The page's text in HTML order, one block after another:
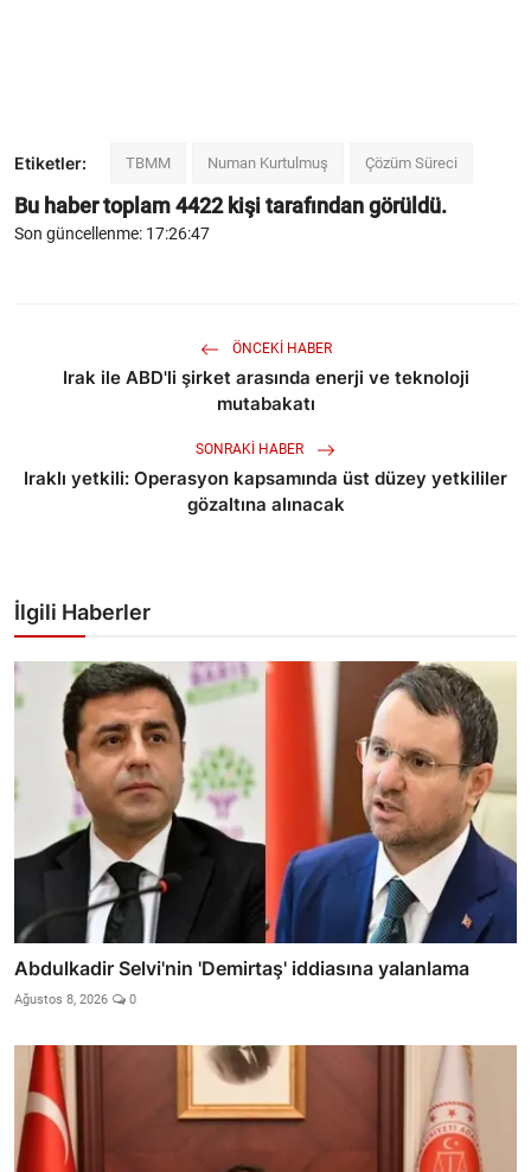
Etiketler: TBMM Numan Kurtulmuş Çözüm Süreci
Bu haber toplam4422kişi tarafından görüldü.
Son güncellenme: 17:26:47
ÖNCEKI HABER
Irak ile ABD'li şirket arasında enerji ve teknoloji
mutabakatı
SONRAKI HABER
Iraklı yetkili: Operasyon kapsamında üst düzey yetkililer
gözaltına alınacak
İlgili Haberler
Abdulkadir Selvi'nin 'Demirtaş' iddiasına yalanlama
Ağustos 8, 2026 0